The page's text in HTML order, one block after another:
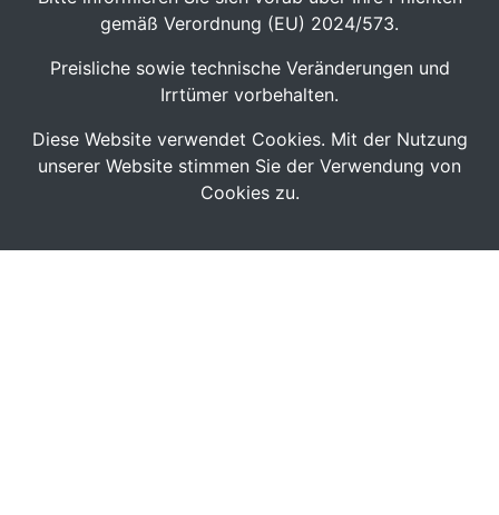
gemäß Verordnung (EU) 2024/573.
Preisliche sowie technische Veränderungen und
Irrtümer vorbehalten.
Diese Website verwendet Cookies. Mit der Nutzung
unserer Website stimmen Sie der Verwendung von
Cookies zu.